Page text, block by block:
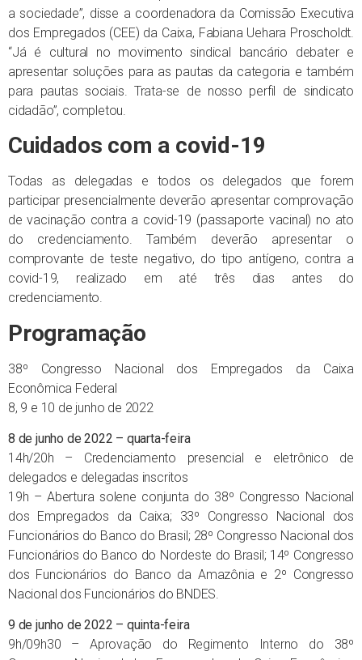
a sociedade”, disse a coordenadora da Comissão Executiva
dos Empregados (CEE) da Caixa, Fabiana Uehara Proscholdt.
“Já é cultural no movimento sindical bancário debater e
apresentar soluções para as pautas da categoria e também
para pautas sociais. Trata-se de nosso perfil de sindicato
cidadão”, completou.
Cuidados com a covid-19
Todas as delegadas e todos os delegados que forem
participar presencialmente deverão apresentar comprovação
de vacinação contra a covid-19 (passaporte vacinal) no ato
do credenciamento. Também deverão apresentar o
comprovante de teste negativo, do tipo antígeno, contra a
covid-19, realizado em até três dias antes do
credenciamento.
Programação
38º Congresso Nacional dos Empregados da Caixa
Econômica Federal
8, 9 e 10 de junho de 2022
8 de junho de 2022 – quarta-feira
14h/20h – Credenciamento presencial e eletrônico de
delegados e delegadas inscritos
19h – Abertura solene conjunta do 38º Congresso Nacional
dos Empregados da Caixa; 33º Congresso Nacional dos
Funcionários do Banco do Brasil; 28º Congresso Nacional dos
Funcionários do Banco do Nordeste do Brasil; 14º Congresso
dos Funcionários do Banco da Amazônia e 2º Congresso
Nacional dos Funcionários do BNDES.
9 de junho de 2022 – quinta-feira
9h/09h30 – Aprovação do Regimento Interno do 38º